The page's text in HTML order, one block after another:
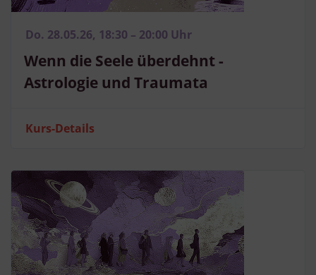
Do. 28.05.26, 18:30 – 20:00 Uhr
Wenn die Seele überdehnt -
Astrologie und Traumata
Kurs-Details